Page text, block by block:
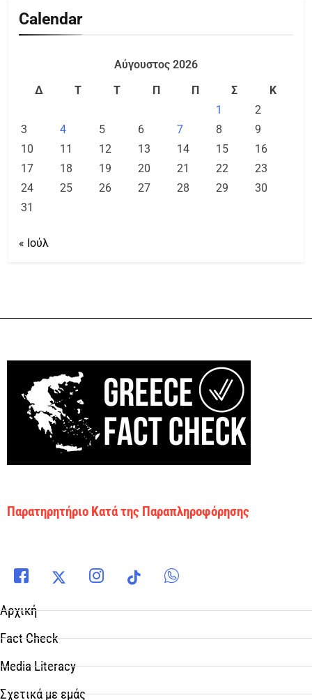
Calendar
Αύγουστος 2026
Δ
Τ Τ Π Π Σ
Κ
1
2
3
4 5 6 7 8
9
10
11 12 13 14 15
16
17
18 19 20 21 22
23
24
25 26 27 28 29
30
31
« Ιούλ
Παρατηρητήριο Κατά της Παραπληροφόρησης
Αρχική
Fact Check
Media Literacy
Σχετικά με εμάς